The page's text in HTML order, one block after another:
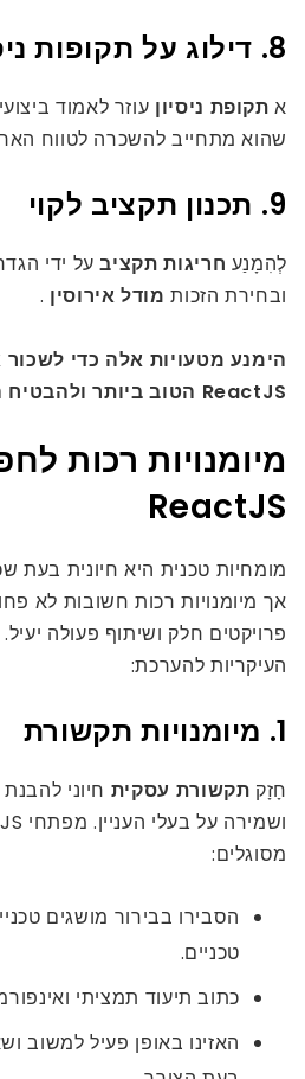
8. דילוג על תקופות ניסיון
אתקופת ניסיון עוזר לאמוד
שהוא מתחייב להשכרה לטווח
9. תכנון תקציב לקוי
לְהִמָנַע חריגות תקציבעל ידי
ובחירת הזכותמודל אירוסין .
הימנע מטעויות אלה כדי
ReactJS הטוב ביותר ולהבטיח הצלחה בפרויקט!
מיומנויות רכות
ReactJS
אך מיומנויות רכות חשובות לא
פרויקטים חלק ושיתוף פעולה
העיקריות להערכת:
1. מיומנויות תקשורת
חָזָק תקשורת עסקית חיוני
מסוגלים:
הסבירו בבירור מושגים
טכניים.
כתוב תיעוד תמציתי
האזינו באופן פעיל למשוב